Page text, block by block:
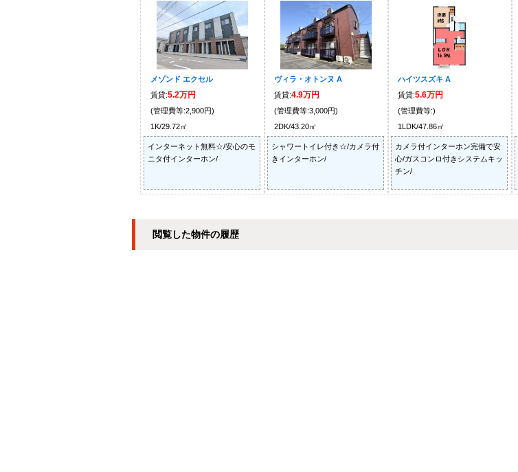
メゾンド エクセル
賃貸:5.2万円
(管理費等:2,900円)
1K/29.72㎡
インターネット無料☆/安心のモ
ニタ付インターホン/
ヴィラ・オトンヌ A
賃貸:4.9万円
(管理費等:3,000円)
2DK/43.20㎡
シャワートイレ付き☆/カメラ付
きインターホン/
ハイツスズキ A
賃貸:5.6万円
(管理費等:)
1LDK/47.86㎡
カメラ付インターホン完備で安
心/ガスコンロ付きシステムキッ
チン/
閲覧した物件の履歴